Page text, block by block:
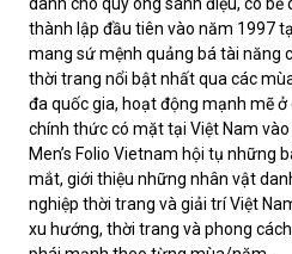
thành lập đầu tiên vào năm 1997
mang sứ mệnh quảng bá tài năng
thời trang nổi bật nhất qua các
đa quốc gia, hoạt động mạnh mẽ
chính thức có mặt tại Việt Nam
Men’s Folio Vietnam hội tụ những
mắt, giới thiệu những nhân vật
nghiệp thời trang và giải trí Việt
xu hướng, thời trang và phong